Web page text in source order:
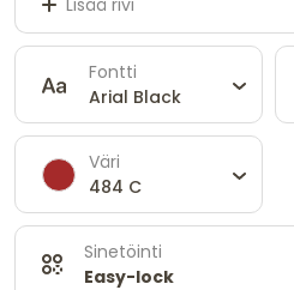
Fontti
Arial Black
Väri
484 C
Sinetöinti
Easy-lock